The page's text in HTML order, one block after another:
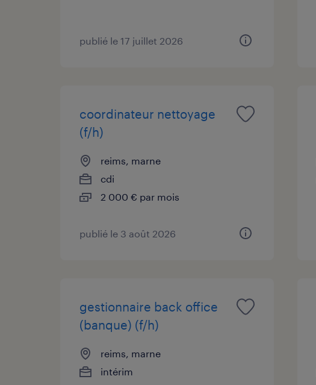
publié le 17 juillet 2026
coordinateur nettoyage
(f/h)
reims, marne
cdi
2 000 € par mois
publié le 3 août 2026
gestionnaire back office
(banque) (f/h)
reims, marne
intérim